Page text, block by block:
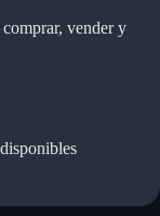
comprar, vender y